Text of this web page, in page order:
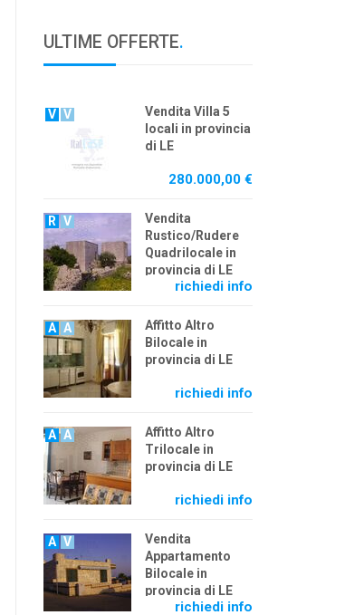
ULTIME OFFERTE.
V V
Vendita Villa 5
locali in provincia
di LE
280.000,00 €
R V
Vendita
Rustico/Rudere
Quadrilocale in
provincia di LE
richiedi info
A A
Affitto Altro
Bilocale in
provincia di LE
richiedi info
A A
Affitto Altro
Trilocale in
provincia di LE
richiedi info
A V
Vendita
Appartamento
Bilocale in
provincia di LE
richiedi info